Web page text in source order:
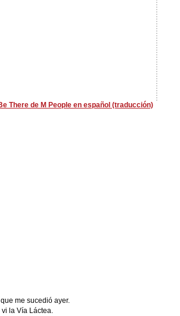
There de M People en español (traducción)
me sucedió ayer.
vi la Vía Láctea.